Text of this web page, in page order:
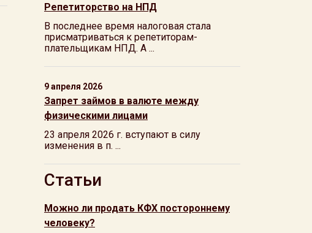
Репетиторство на НПД
В последнее время налоговая стала
присматриваться к репетиторам-
плательщикам НПД. А ...
9 апреля 2026
Запрет займов в валюте между
физическими лицами
23 апреля 2026 г. вступают в силу
изменения в п. ...
Статьи
Можно ли продать КФХ постороннему
человеку?